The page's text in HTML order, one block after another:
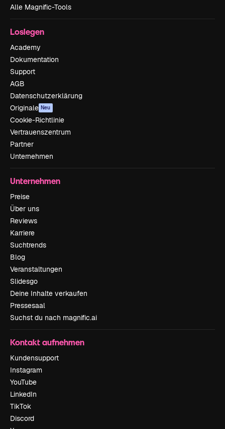
Alle Magnific-Tools
Loslegen
Academy
Dokumentation
Support
AGB
Datenschutzerklärung
Originale Neu
Cookie-Richtlinie
Vertrauenszentrum
Partner
Unternehmen
Unternehmen
Preise
Über uns
Reviews
Karriere
Suchtrends
Blog
Veranstaltungen
Slidesgo
Deine Inhalte verkaufen
Pressesaal
Suchst du nach magnific.ai
Kontakt aufnehmen
Kundensupport
Instagram
YouTube
LinkedIn
TikTok
Discord